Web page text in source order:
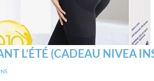
L’ÉTÉ (CADEAU NIVEA